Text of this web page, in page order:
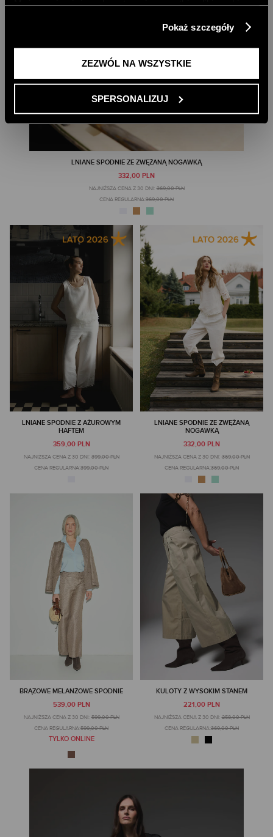
Polityce Prywatności
Pokaż szczegóły
ZEZWÓL NA WSZYSTKIE
SPERSONALIZUJ
LNIANE SPODNIE ZE ZWĘŻANĄ NOGAWKĄ
332,00 PLN
NAJNIŻSZA CENA Z 30 DNI: 369,00 PLN
CENA REGULARNA:369,00 PLN
LNIANE SPODNIE Z AŻUROWYM
HAFTEM
359,00 PLN
NAJNIŻSZA CENA Z 30 DNI: 399,00 PLN
CENA REGULARNA:399,00 PLN
LNIANE SPODNIE ZE ZWĘŻANĄ
NOGAWKĄ
332,00 PLN
NAJNIŻSZA CENA Z 30 DNI: 369,00 PLN
CENA REGULARNA:369,00 PLN
BRĄZOWE MELANŻOWE SPODNIE
539,00 PLN
NAJNIŻSZA CENA Z 30 DNI: 599,00 PLN
CENA REGULARNA:599,00 PLN
TYLKO ONLINE
KULOTY Z WYSOKIM STANEM
221,00 PLN
NAJNIŻSZA CENA Z 30 DNI: 258,00 PLN
CENA REGULARNA:369,00 PLN